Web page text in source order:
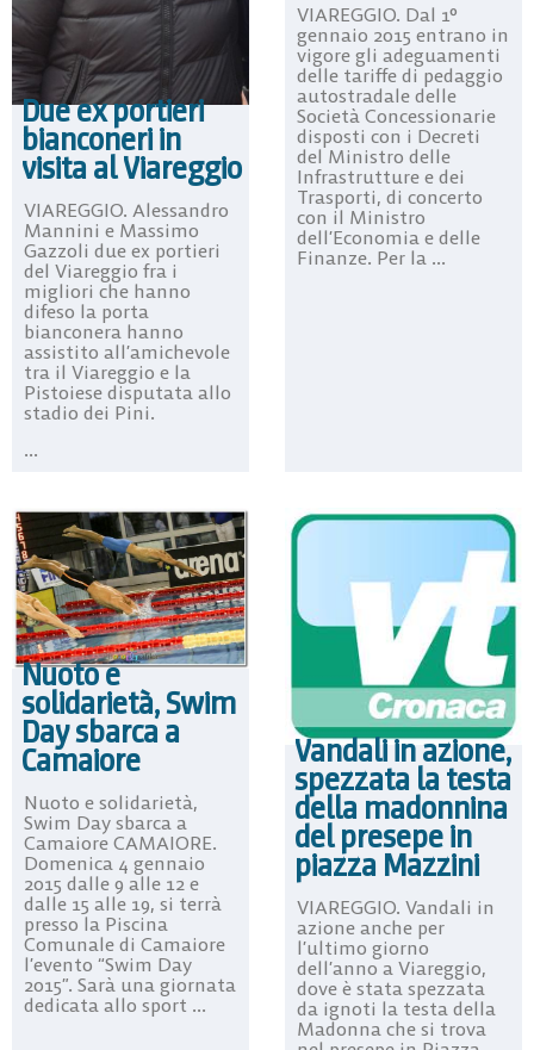
Due ex portieri
bianconeri in
visita al Viareggio
VIAREGGIO. Alessandro
Mannini e Massimo
Gazzoli due ex portieri
del Viareggio fra i
migliori che hanno
difeso la porta
bianconera hanno
assistito all’amichevole
tra il Viareggio e la
Pistoiese disputata allo
stadio dei Pini.
...
VIAREGGIO. Dal 1°
gennaio 2015 entrano in
vigore gli adeguamenti
delle tariffe di pedaggio
autostradale delle
Società Concessionarie
disposti con i Decreti
del Ministro delle
Infrastrutture e dei
Trasporti, di concerto
con il Ministro
dell’Economia e delle
Finanze. Per la ...
Nuoto e
solidarietà, Swim
Day sbarca a
Camaiore
Nuoto e solidarietà,
Swim Day sbarca a
Camaiore CAMAIORE.
Domenica 4 gennaio
2015 dalle 9 alle 12 e
dalle 15 alle 19, si terrà
presso la Piscina
Comunale di Camaiore
l’evento “Swim Day
2015”. Sarà una giornata
dedicata allo sport ...
Vandali in azione,
spezzata la testa
della madonnina
del presepe in
piazza Mazzini
VIAREGGIO. Vandali in
azione anche per
l’ultimo giorno
dell’anno a Viareggio,
dove è stata spezzata
da ignoti la testa della
Madonna che si trova